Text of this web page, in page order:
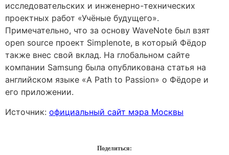
исследовательских и инженерно-технических
проектных работ «Учёные будущего».
Примечательно, что за основу WaveNote был взят
open source проект Simplenote, в который Фёдор
также внес свой вклад. На глобальном сайте
компании Samsung была опубликована статья на
английском языке «A Path to Passion» о Фёдоре и
его приложении.
Источник: официальный сайт мэра Москвы
Поделиться: